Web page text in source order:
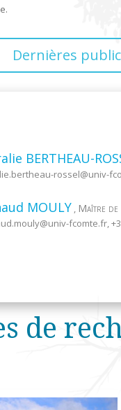
Dernières
BERTHEAU-
rossel@univ-
MOULY , Maître
univ-fcomte.fr,
de